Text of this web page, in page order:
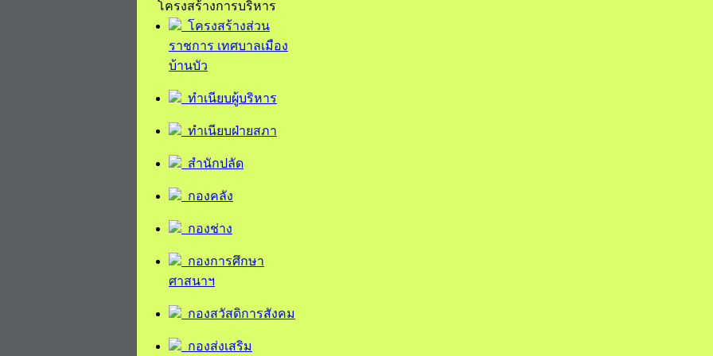
โครงสร้างการบริหาร
โครงสร้างส่วน
ราชการ เทศบาลเมือง
บ้านบัว
ทำเนียบผู้บริหาร
ทำเนียบฝ่ายสภา
สำนักปลัด
กองคลัง
กองช่าง
กองการศึกษา
ศาสนาฯ
กองสวัสดิการสังคม
กองส่งเสริม